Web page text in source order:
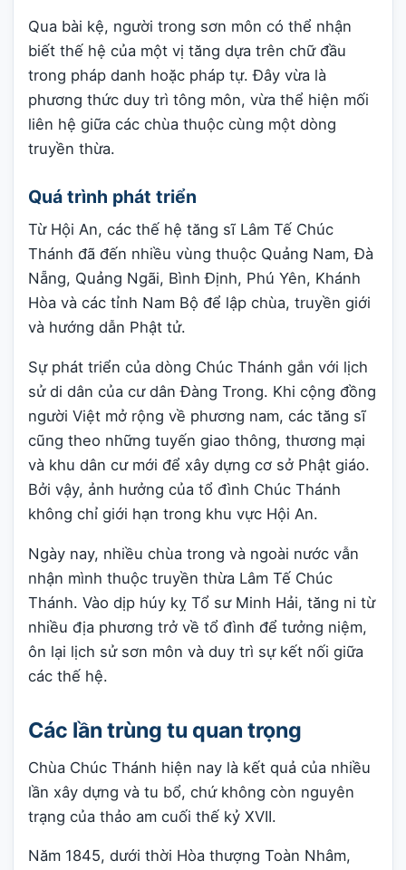
Qua bài kệ, người trong sơn môn có thể nhận
biết thế hệ của một vị tăng dựa trên chữ đầu
trong pháp danh hoặc pháp tự. Đây vừa là
phương thức duy trì tông môn, vừa thể hiện mối
liên hệ giữa các chùa thuộc cùng một dòng
truyền thừa.
Quá trình phát triển
Từ Hội An, các thế hệ tăng sĩ Lâm Tế Chúc
Thánh đã đến nhiều vùng thuộc Quảng Nam, Đà
Nẵng, Quảng Ngãi, Bình Định, Phú Yên, Khánh
Hòa và các tỉnh Nam Bộ để lập chùa, truyền giới
và hướng dẫn Phật tử.
Sự phát triển của dòng Chúc Thánh gắn với lịch
sử di dân của cư dân Đàng Trong. Khi cộng đồng
người Việt mở rộng về phương nam, các tăng sĩ
cũng theo những tuyến giao thông, thương mại
và khu dân cư mới để xây dựng cơ sở Phật giáo.
Bởi vậy, ảnh hưởng của tổ đình Chúc Thánh
không chỉ giới hạn trong khu vực Hội An.
Ngày nay, nhiều chùa trong và ngoài nước vẫn
nhận mình thuộc truyền thừa Lâm Tế Chúc
Thánh. Vào dịp húy kỵ Tổ sư Minh Hải, tăng ni từ
nhiều địa phương trở về tổ đình để tưởng niệm,
ôn lại lịch sử sơn môn và duy trì sự kết nối giữa
các thế hệ.
Các lần trùng tu quan trọng
Chùa Chúc Thánh hiện nay là kết quả của nhiều
lần xây dựng và tu bổ, chứ không còn nguyên
trạng của thảo am cuối thế kỷ XVII.
Năm 1845, dưới thời Hòa thượng Toàn Nhâm,